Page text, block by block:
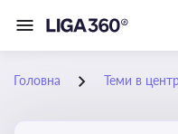
Головна Теми в